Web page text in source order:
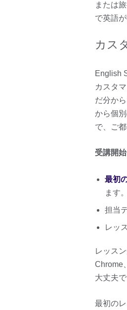
または
で英語
カス
English
カスタ
だ分か
から個
で、ご
受講開
最初
ます。
担当
レッ
レッス
Chrome
大丈夫で
最初の